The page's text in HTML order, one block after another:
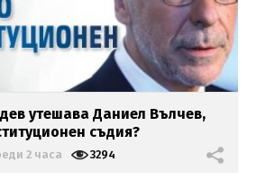
утешава Даниел Вълчев,
съдия?
2 часа 3294